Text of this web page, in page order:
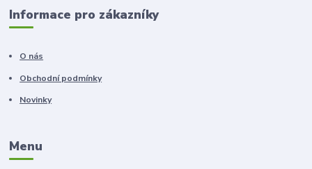
Informace pro zákazníky
O nás
Obchodní podmínky
Novinky
Menu